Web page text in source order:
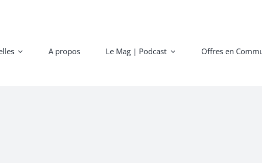
A propos Le Mag | Podcast Offres en